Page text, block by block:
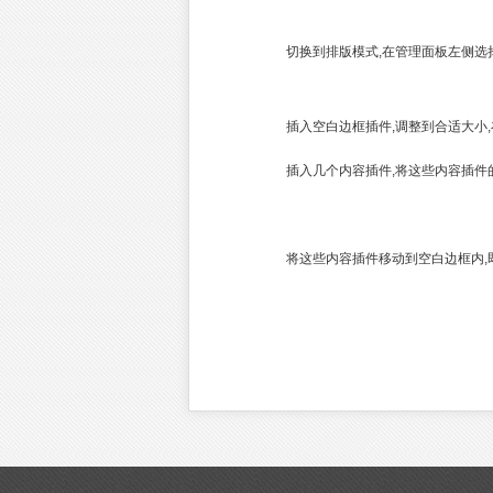
切换到排版模式,在管理面板左侧
插入空白边框插件,调整到合适大
插入几个内容插件,将这些内容插
将这些内容插件移动到空白边框内,